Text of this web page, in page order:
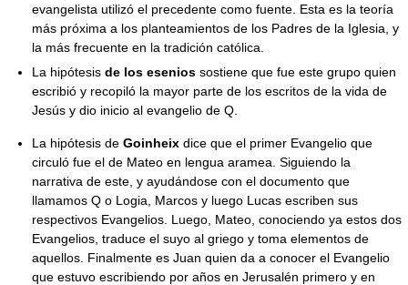
evangelista utilizó el precedente como fuente. Esta es la teoría
más próxima a los planteamientos de los Padres de la Iglesia, y
la más frecuente en la tradición católica.
La hipótesis de los esenios sostiene que fue este grupo quien
escribió y recopiló la mayor parte de los escritos de la vida de
Jesús y dio inicio al evangelio de Q.
La hipótesis de Goinheix dice que el primer Evangelio que
circuló fue el de Mateo en lengua aramea. Siguiendo la
narrativa de este, y ayudándose con el documento que
llamamos Q o Logia, Marcos y luego Lucas escriben sus
respectivos Evangelios. Luego, Mateo, conociendo ya estos dos
Evangelios, traduce el suyo al griego y toma elementos de
aquellos. Finalmente es Juan quien da a conocer el Evangelio
que estuvo escribiendo por años en Jerusalén primero y en